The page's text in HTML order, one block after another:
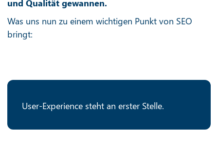
und Qualität gewannen.
Was uns nun zu einem wichtigen Punkt von SEO
bringt:
User-Experience steht an erster Stelle.